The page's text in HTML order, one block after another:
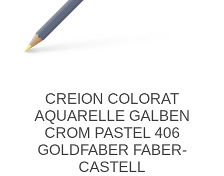
CREION COLORAT
AQUARELLE GALBEN
CROM PASTEL 406
GOLDFABER FABER-
CASTELL